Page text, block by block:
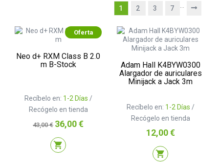
1 2 3 7
Oferta
Neo d+ RXM Class B 2.0
m B-Stock
Recíbelo en: 1-2 Días /
Recógelo en tienda
Precio
base
43,00 € Precio
36,00 €
shopping_cart
Adam Hall K4BYW0300
Alargador de auriculares
Minijack a Jack 3m
Recíbelo en: 1-2 Días /
Recógelo en tienda
Precio
12,00 €
shopping_cart